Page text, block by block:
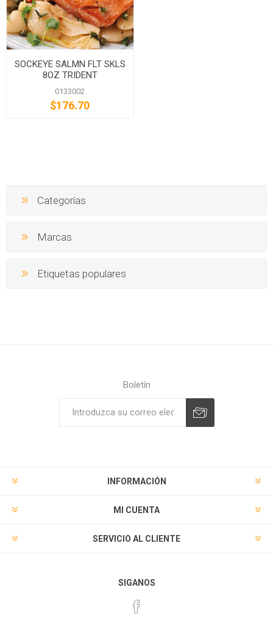
SOCKEYE SALMN FLT SKLS
8OZ TRIDENT
0133002
$176.70
Categorías
Marcas
Etiquetas populares
Boletín
INFORMACIÓN
MI CUENTA
SERVICIO AL CLIENTE
SIGANOS